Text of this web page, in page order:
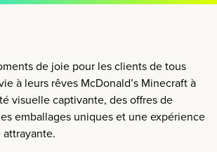
de joie pour les clients de tous
à leurs rêves McDonald’s Minecraft à
visuelle captivante, des offres de
emballages uniques et une expérience